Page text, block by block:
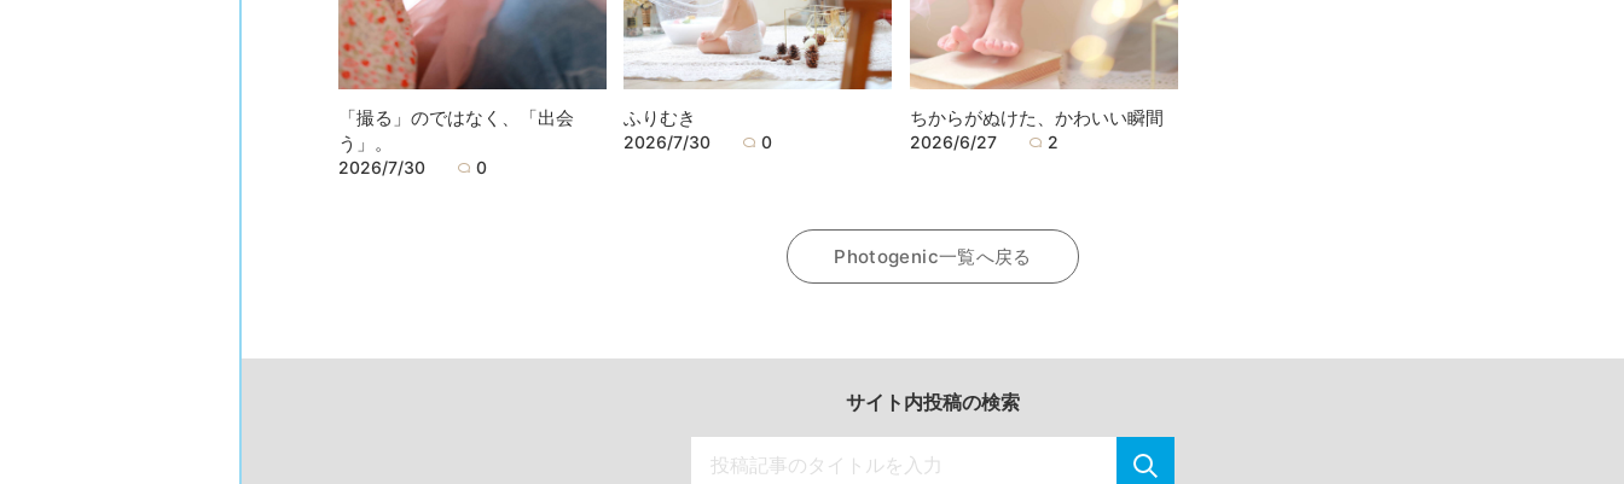
「撮る」のではなく、「出会
う」。
2026/7/30 0
ふりむき
2026/7/30 0
ちからがぬけた、かわいい瞬間
2026/6/27 2
Photogenic一覧へ戻る
サイト内投稿の検索